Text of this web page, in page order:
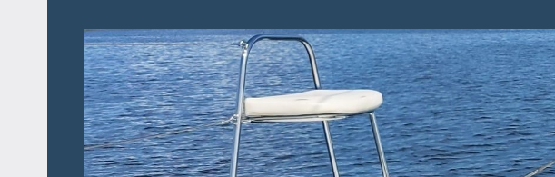
content